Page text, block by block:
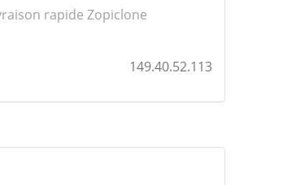
rapide Zopiclone
149.40.52.113